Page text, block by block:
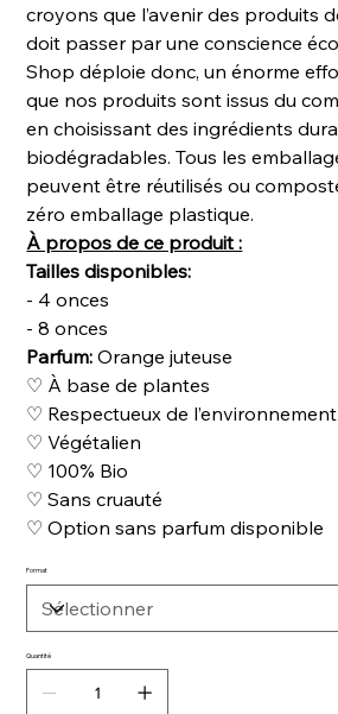
croyons que l’avenir des produits
doit passer par une conscience
Shop déploie donc, un énorme
que nos produits sont issus du
en choisissant des ingrédients
biodégradables. Tous les
peuvent être réutilisés ou
zéro emballage plastique.
À propos de ce produit :
Tailles disponibles:
- 4 onces
- 8 onces
Parfum:Orange juteuse
♡ À base de plantes
♡ Respectueux de
♡ Végétalien
♡ 100% Bio
♡ Sans cruauté
♡ Option sans parfum disponible
Format
Quantité